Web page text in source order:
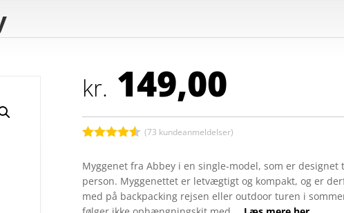
kr. 149,00
ud af 5
baseret
kundebedø
(73 kundeanmeldelser)
Myggenet fra Abbey i en single-model, som er designet
person. Myggenettet er letvægtigt og kompakt, og er
med på backpacking rejsen eller outdoor turen i